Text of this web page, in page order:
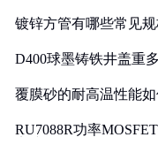
镀锌方管有哪些常见
D400球墨铸铁井盖重
覆膜砂的耐高温性能
RU7088R功率